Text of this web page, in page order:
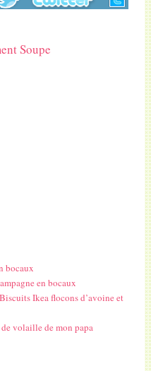
Soupe
bocaux
en bocaux
Ikea flocons d’avoine et
de volaille de mon papa